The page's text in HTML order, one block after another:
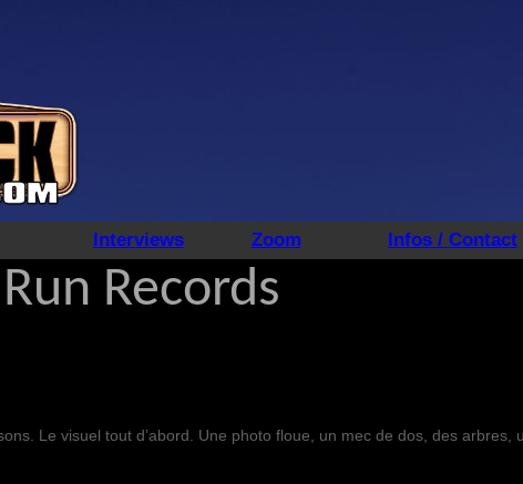
Interviews Zoom Infos / Contact
Records
Le visuel tout d’abord. Une photo floue, un mec de dos, des arbres,